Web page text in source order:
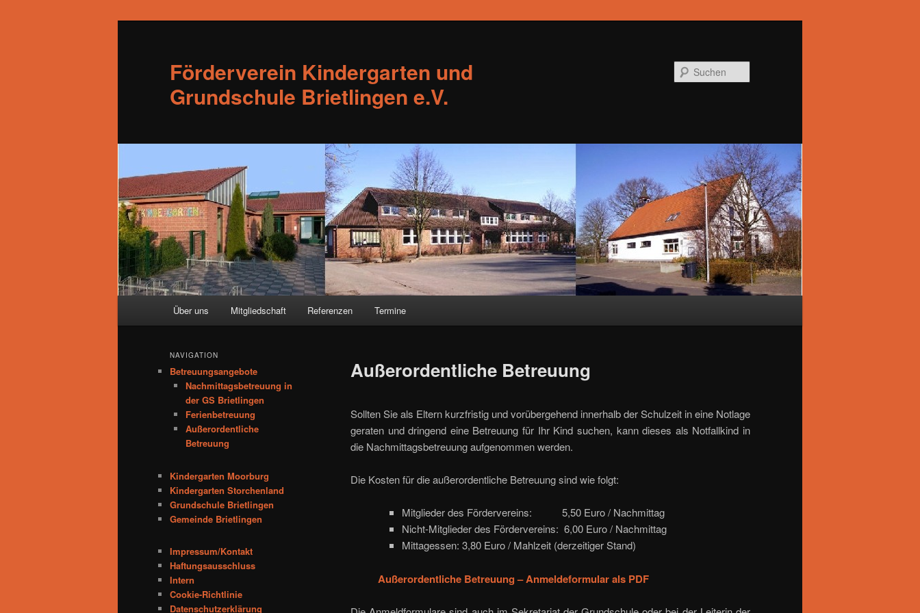
Förderverein Kindergarten und
Grundschule Brietlingen e.V.
Zum
wechseln
Über uns Mitgliedschaft Referenzen Termine
Außerordentliche Betreuung
Sollten Sie als Eltern kurzfristig und vorübergehend innerhalb der Schulzeit in eine Notlage
geraten und dringend eine Betreuung für Ihr Kind suchen, kann dieses als Notfallkind in
die Nachmittagsbetreuung aufgenommen werden.
Die Kosten für die außerordentliche Betreuung sind wie folgt:
Mitglieder des Fördervereins: 5,50 Euro / Nachmittag
Nicht-Mitglieder des Fördervereins: 6,00 Euro / Nachmittag
Mittagessen: 3,80 Euro / Mahlzeit (derzeitiger Stand)
Außerordentliche Betreuung – Anmeldeformular als PDF
NAVIGATION
Betreuungsangebote
Nachmittagsbetreuung in
der GS Brietlingen
Ferienbetreuung
Außerordentliche
Betreuung
Kindergarten Moorburg
Kindergarten Storchenland
Grundschule Brietlingen
Gemeinde Brietlingen
Impressum/Kontakt
Haftungsausschluss
Intern
Cookie-Richtlinie
Datenschutzerklärung